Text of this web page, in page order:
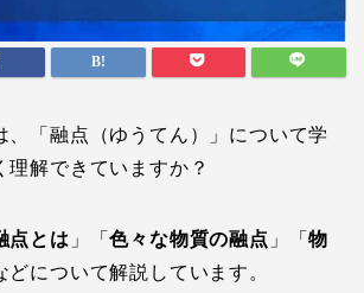
、「融点（ゆうてん）」について学
理解できていますか？
点とは 」「色々な物質の融点 」「物
どについて解説しています。